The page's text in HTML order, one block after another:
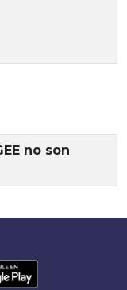
no son